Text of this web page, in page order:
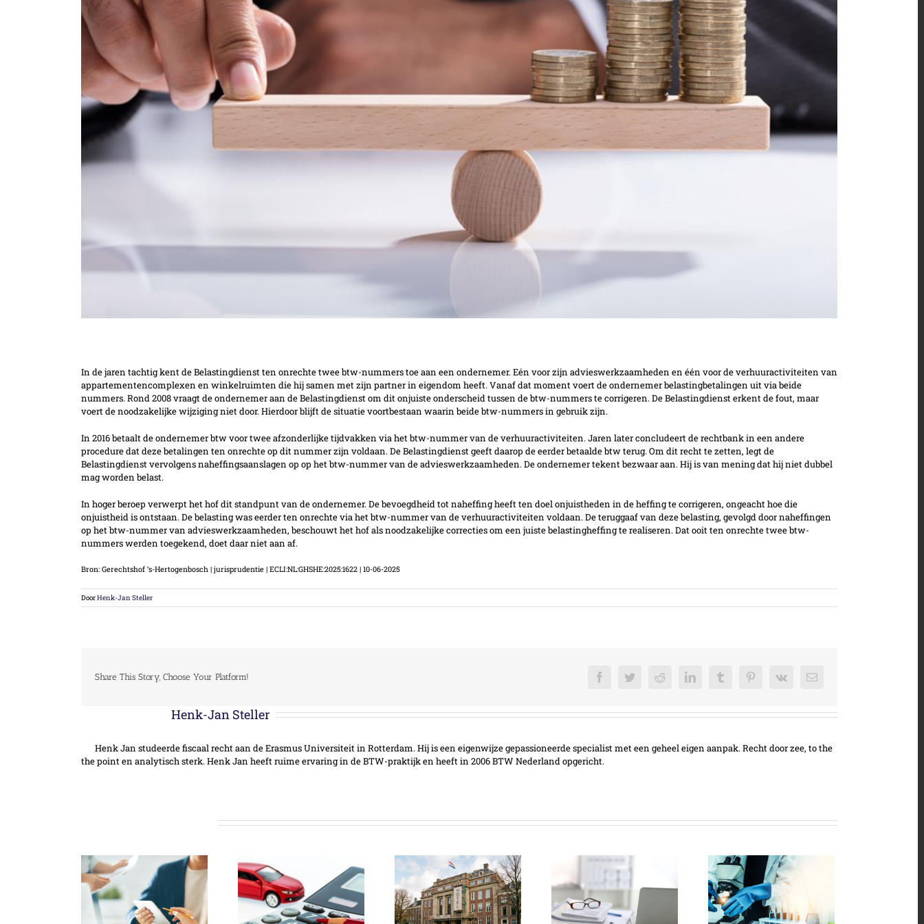
In de jaren tachtig kent de Belastingdienst ten onrechte twee btw-nummers toe aan een ondernemer. Eén voor zijn advieswerkzaamheden en één voor de verhuuractiviteiten van
appartementencomplexen en winkelruimten die hij samen met zijn partner in eigendom heeft. Vanaf dat moment voert de ondernemer belastingbetalingen uit via beide
nummers. Rond 2008 vraagt de ondernemer aan de Belastingdienst om dit onjuiste onderscheid tussen de btw-nummers te corrigeren. De Belastingdienst erkent de fout, maar
voert de noodzakelijke wijziging niet door. Hierdoor blijft de situatie voortbestaan waarin beide btw-nummers in gebruik zijn.
In 2016 betaalt de ondernemer btw voor twee afzonderlijke tijdvakken via het btw-nummer van de verhuuractiviteiten. Jaren later concludeert de rechtbank in een andere
procedure dat deze betalingen ten onrechte op dit nummer zijn voldaan. De Belastingdienst geeft daarop de eerder betaalde btw terug. Om dit recht te zetten, legt de
Belastingdienst vervolgens naheffingsaanslagen op op het btw-nummer van de advieswerkzaamheden. De ondernemer tekent bezwaar aan. Hij is van mening dat hij niet dubbel
mag worden belast.
In hoger beroep verwerpt het hof dit standpunt van de ondernemer. De bevoegdheid tot naheffing heeft ten doel onjuistheden in de heffing te corrigeren, ongeacht hoe die
onjuistheid is ontstaan. De belasting was eerder ten onrechte via het btw-nummer van de verhuuractiviteiten voldaan. De teruggaaf van deze belasting, gevolgd door naheffingen
op het btw-nummer van advieswerkzaamheden, beschouwt het hof als noodzakelijke correcties om een juiste belastingheffing te realiseren. Dat ooit ten onrechte twee btw-
nummers werden toegekend, doet daar niet aan af.
Bron: Gerechtshof ‘s-Hertogenbosch | jurisprudentie | ECLI:NL:GHSHE:2025:1622 | 10-06-2025
DoorHenk-Jan Steller
Share This Story, Choose Your Platform! FacebookTwitterRedditLinkedInTumblr PinterestVk
E-
Henk-Jan Steller
Henk Jan studeerde fiscaal recht aan de Erasmus Universiteit in Rotterdam. Hij is een eigenwijze gepassioneerde specialist met een geheel eigen aanpak. Recht door zee, to the
the point en analytisch sterk. Henk Jan heeft ruime ervaring in de BTW-praktijk en heeft in 2006 BTW Nederland opgericht.